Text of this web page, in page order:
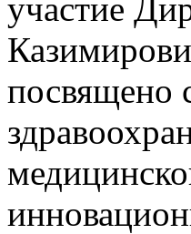
участие
посвящено